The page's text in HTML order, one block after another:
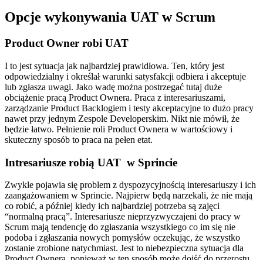
Opcje wykonywania UAT w Scrum
Product Owner robi UAT
I to jest sytuacja jak najbardziej prawidłowa. Ten, który jest
odpowiedzialny i określał warunki satysfakcji odbiera i akceptuje
lub zgłasza uwagi. Jako wadę można postrzegać tutaj duże
obciążenie pracą Product Ownera. Praca z interesariuszami,
zarządzanie Product Backlogiem i testy akceptacyjne to dużo pracy
nawet przy jednym Zespole Developerskim. Nikt nie mówił, że
będzie łatwo. Pełnienie roli Product Ownera w wartościowy i
skuteczny sposób to praca na pełen etat.
Intresariusze robią UAT w Sprincie
Zwykle pojawia się problem z dyspozycyjnością interesariuszy i ich
zaangażowaniem w Sprincie. Najpierw będą narzekali, że nie mają
co robić, a później kiedy ich najbardziej potrzeba są zajęci
“normalną pracą”. Interesariusze nieprzyzwyczajeni do pracy w
Scrum mają tendencję do zgłaszania wszystkiego co im się nie
podoba i zgłaszania nowych pomysłów oczekując, że wszystko
zostanie zrobione natychmiast. Jest to niebezpieczna sytuacja dla